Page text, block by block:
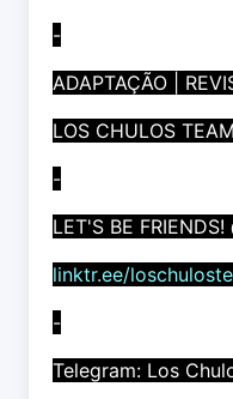
-
ADAPTAÇÃO |
LOS CHULOS TEAM
-
LET'S BE
linktr.ee/
-
Telegram: Los